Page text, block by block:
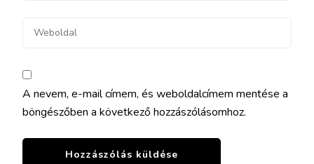
A nevem, e-mail címem, és weboldalcímem mentése a
böngészőben a következő hozzászólásomhoz.